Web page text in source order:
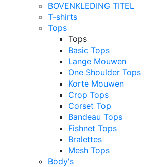
BOVENKLEDING TITEL
T-shirts
Tops
Tops
Basic Tops
Lange Mouwen
One Shoulder Tops
Korte Mouwen
Crop Tops
Corset Top
Bandeau Tops
Fishnet Tops
Bralettes
Mesh Tops
Body's